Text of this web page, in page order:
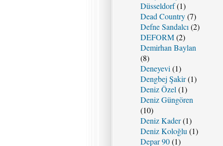
Düsseldorf(1)
Dead Country(7)
Defne Sandalcı (2)
DEFORM(2)
Demirhan Baylan
(8)
Deneyevi (1)
Dengbej Şakir(1)
Deniz Özel (1)
Deniz Güngören
(10)
Deniz Kader(1)
Deniz Koloğlu (1)
Depar 90(1)